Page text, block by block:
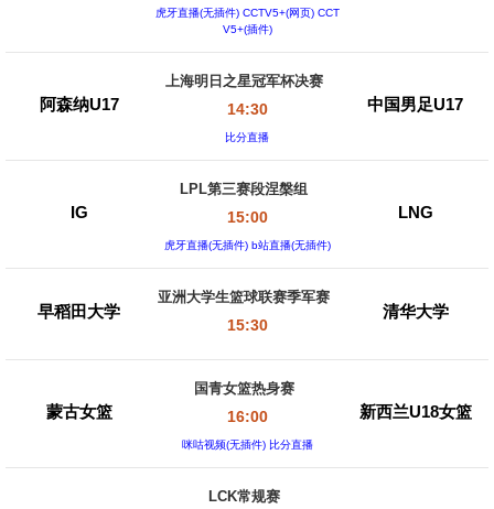
虎牙直播(无插件) CCTV5+(网页) CCT
V5+(插件)
阿森纳U17
上海明日之星冠军杯决赛
14:30
比分直播
中国男足U17
IG
LPL第三赛段涅槃组
15:00
虎牙直播(无插件) b站直播(无插件)
LNG
早稻田大学
亚洲大学生篮球联赛季军赛
15:30
清华大学
蒙古女篮
国青女篮热身赛
16:00
咪咕视频(无插件) 比分直播
新西兰U18女篮
LCK常规赛